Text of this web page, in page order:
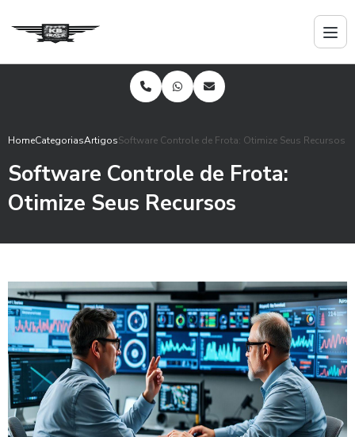
HomeCategoriasArtigosSoftware Controle de Frota: Otimize Seus Recursos
Software Controle de Frota:
Otimize Seus Recursos